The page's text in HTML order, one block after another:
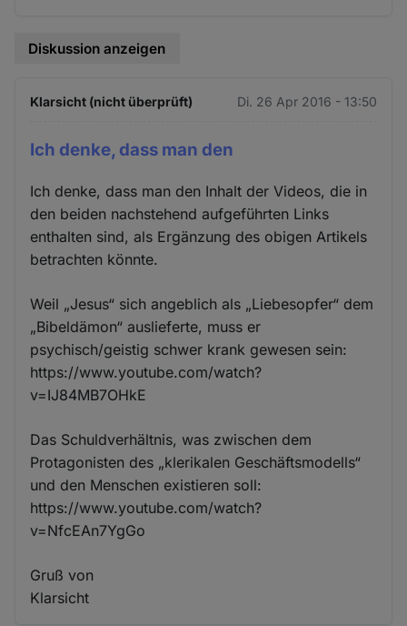
Diskussion anzeigen
Klarsicht (nicht überprüft) Di. 26 Apr 2016 - 13:50
Ich denke, dass man den
Ich denke, dass man den Inhalt der Videos, die in
den beiden nachstehend aufgeführten Links
enthalten sind, als Ergänzung des obigen Artikels
betrachten könnte.
Weil „Jesus“ sich angeblich als „Liebesopfer“ dem
„Bibeldämon“ auslieferte, muss er
psychisch/geistig schwer krank gewesen sein:
https://www.youtube.com/watch?
v=IJ84MB7OHkE
Das Schuldverhältnis, was zwischen dem
Protagonisten des „klerikalen Geschäftsmodells“
und den Menschen existieren soll:
https://www.youtube.com/watch?
v=NfcEAn7YgGo
Gruß von
Klarsicht